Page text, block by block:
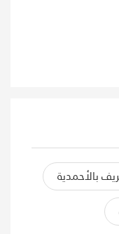
بالأحمدية